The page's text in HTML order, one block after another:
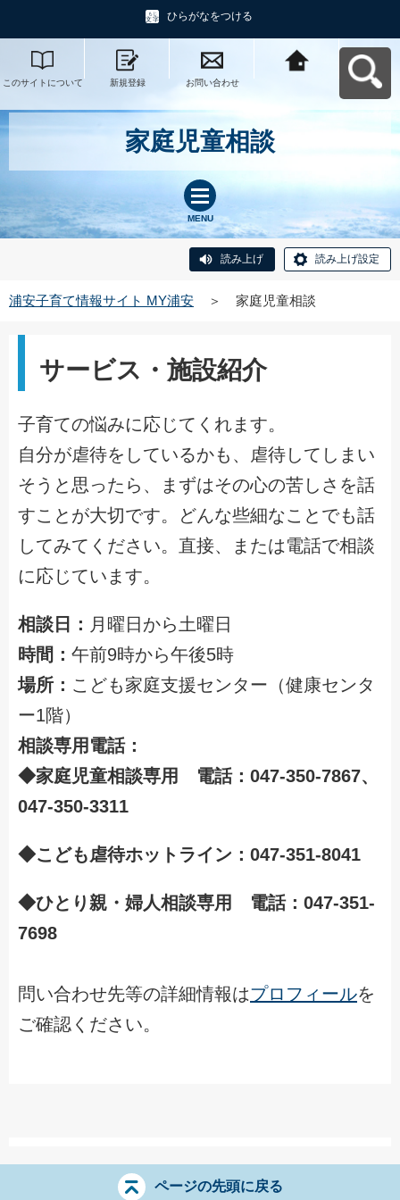
ひらがなをつける
このサイトについて 新規登録 お問い合わせ
家庭児童相談
MENU
読み上げ 読み上げ設定
浦安子育て情報サイト MY浦安 ＞ 家庭児童相談
サービス・施設紹介
子育ての悩みに応じてくれます。
自分が虐待をしているかも、虐待してしまい
そうと思ったら、まずはその心の苦しさを話
すことが大切です。どんな些細なことでも話
してみてください。直接、または電話で相談
に応じています。
相談日： 月曜日から土曜日
時間： 午前9時から午後5時
場所： こども家庭支援センター（健康センタ
ー1階）
相談専用電話：
◆家庭児童相談専用 電話：047-350-7867、
047-350-3311
◆こども虐待ホットライン：047-351-8041
◆ひとり親・婦人相談専用 電話：047-351-
7698
問い合わせ先等の詳細情報はプロフィールを
ご確認ください。
ページの先頭に戻る